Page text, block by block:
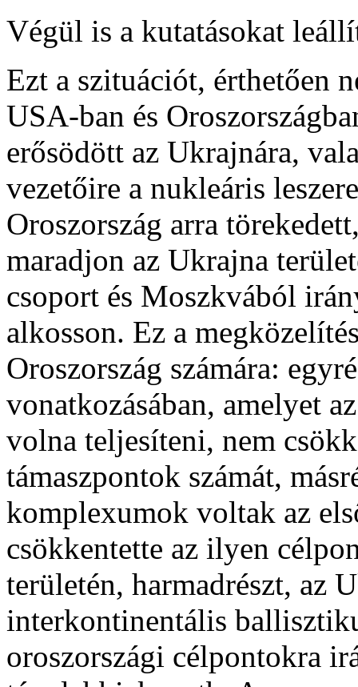
Végül is a kutatásokat
Ezt a szituációt, érthetően
USA-ban és
erősödött az Ukrajnára,
vezetőire a nukleáris
Oroszország arra
maradjon az Ukrajna
csoport és Moszkvából
alkosson. Ez a
Oroszország számára:
vonatkozásában, amelyet
volna teljesíteni, nem
támaszpontok számát,
komplexumok voltak az
csökkentette az ilyen
területén, harmadrészt, az
interkontinentális
oroszországi célpontokra